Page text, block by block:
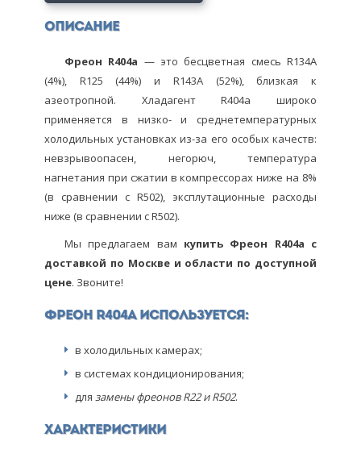
Описание
Фреон R404a — это бесцветная смесь R134А
(4%), R125 (44%) и R143А (52%), близкая к
азеотропной. Хладагент R404a широко
применяется в низко- и среднетемпературных
холодильных установках из-за его особых качеств:
невзрывоопасен, негорюч, температура
нагнетания при сжатии в компрессорах ниже на 8%
(в cравнении с R502), эксплутационные расходы
ниже (в сравнении с R502).
Мы предлагаем вам купить Фреон R404a с
доставкой по Москве и области по доступной
цене. Звоните!
Фреон R404a используется:
в холодильных камерах;
в системах кондиционирования;
для замены фреонов R22 и R502.
Характеристики